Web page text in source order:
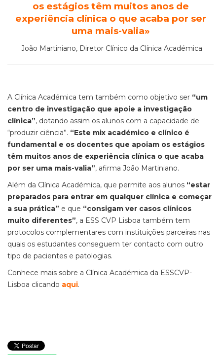
os estágios têm muitos anos de
experiência clínica o que acaba por ser
uma mais-valia»
João Martiniano, Diretor Clínico da Clínica Académica
A Clínica Académica tem também como objetivo ser “um
centro de investigação que apoie a investigação
clínica”, dotando assim os alunos com a capacidade de
“produzir ciência”. “Este mix académico e clínico é
fundamental e os docentes que apoiam os estágios
têm muitos anos de experiência clínica o que acaba
por ser uma mais-valia”, afirma João Martiniano.
Além da Clínica Académica, que permite aos alunos “estar
preparados para entrar em qualquer clínica e começar
a sua prática” e que “consigam ver casos clínicos
muito diferentes”, a ESS CVP Lisboa também tem
protocolos complementares com instituições parceiras nas
quais os estudantes conseguem ter contacto com outro
tipo de pacientes e patologias.
Conhece mais sobre a Clínica Académica da ESSCVP-
Lisboa clicando aqui.